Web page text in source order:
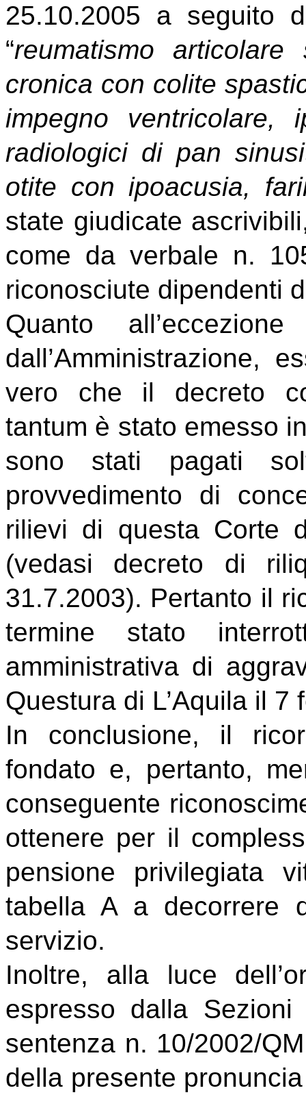
25.10.2005 a seguito
“reumatismo articolare
cronica con colite
impegno ventricolare,
radiologici di pan
otite con ipoacusia,
state giudicate
come da verbale n.
riconosciute dipendenti
Quanto
dall’Amministrazione,
vero che il decreto
tantum è stato emesso
sono stati pagati
provvedimento di
rilievi di questa Corte
(vedasi decreto di
31.7.2003). Pertanto il
termine stato
amministrativa di
Questura di L’Aquila il 7
In conclusione, il
fondato e, pertanto,
conseguente
ottenere per il
pensione privilegiata
tabella A a decorrere
servizio.
Inoltre, alla luce
espresso dalla
sentenza n. 10/2002/
della presente